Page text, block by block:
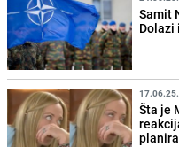
Samit
Dolazi
Šta je